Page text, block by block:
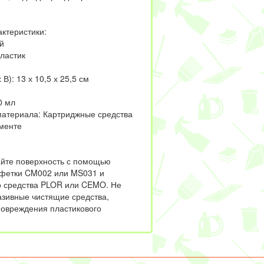
13 х 10,5 х 25,5 см
мл
Картриджные средства
поверхность с помощью
CM002 или MS031 и
PLOR или CEMO. Не
чистящие средства,
пластикового